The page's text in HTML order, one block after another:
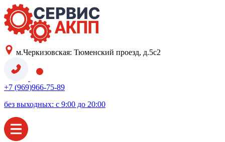
м.Черкизовская: Тюменский проезд, д.5с2
+7 (969)966-75-89
без выходных: с 9:00 до 20:00